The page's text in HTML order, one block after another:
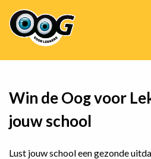
Overslaan
en
naar
inhoud
Hoofdnavigatie
Win de Oog voor
jouw school
Lust jouw school een gezonde